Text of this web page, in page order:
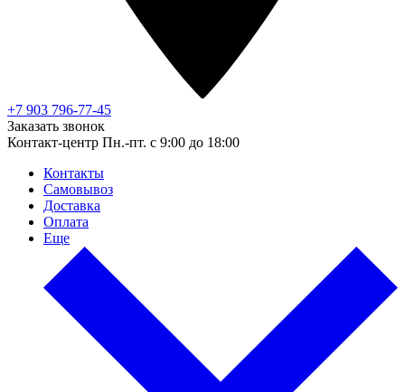
+7 903 796-77-45
Заказать звонок
Контакт-центр Пн.-пт. с 9:00 до 18:00
Контакты
Самовывоз
Доставка
Оплата
Еще